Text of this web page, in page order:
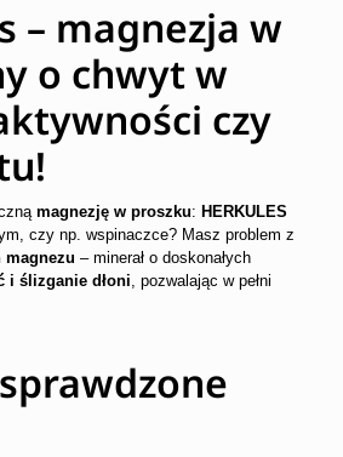
– magnezja w
o chwyt w
czy
magnezję w proszku: HERKULES
czy np. wspinaczce? Masz problem z
magnezu – minerał o doskonałych
i ślizganie dłoni, pozwalając w pełni